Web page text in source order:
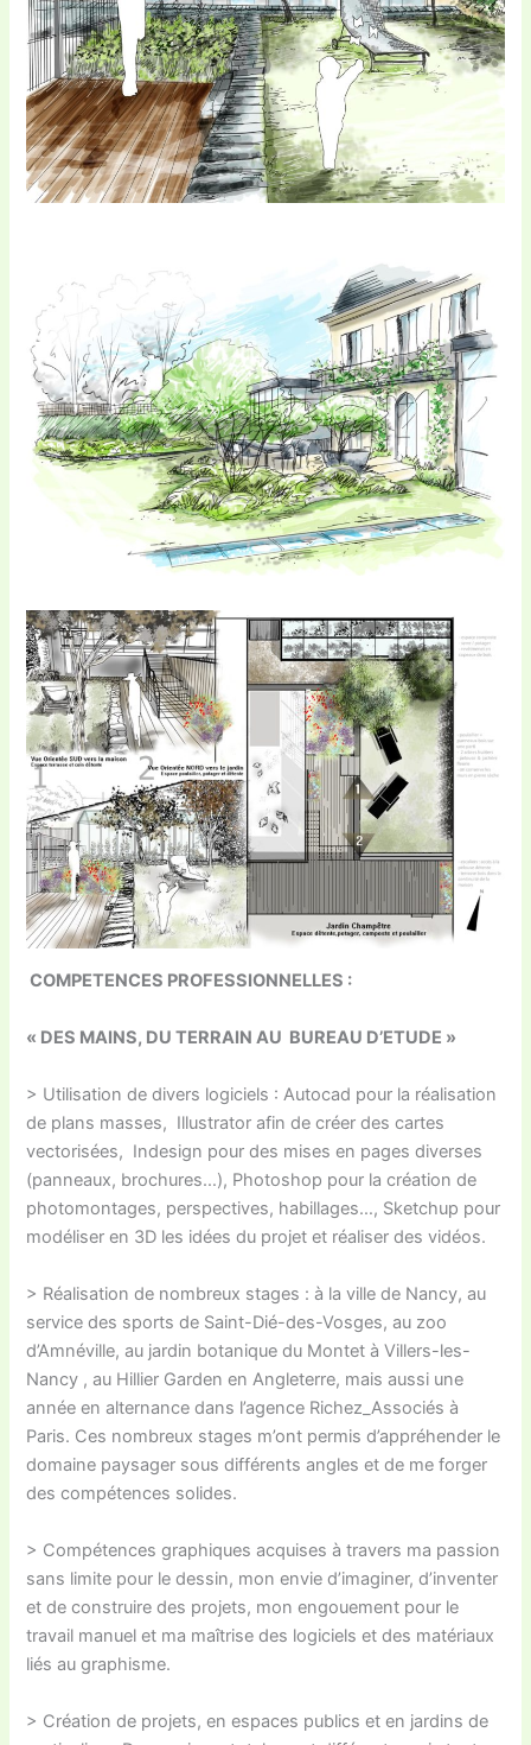
COMPETENCES PROFESSIONNELLES :
« DES MAINS, DU TERRAIN AU BUREAU D’ETUDE »
> Utilisation de divers logiciels : Autocad pour la réalisation
de plans masses, Illustrator afin de créer des cartes
vectorisées, Indesign pour des mises en pages diverses
(panneaux, brochures…), Photoshop pour la création de
photomontages, perspectives, habillages…, Sketchup pour
modéliser en 3D les idées du projet et réaliser des vidéos.
> Réalisation de nombreux stages : à la ville de Nancy, au
service des sports de Saint-Dié-des-Vosges, au zoo
d’Amnéville, au jardin botanique du Montet à Villers-les-
Nancy , au Hillier Garden en Angleterre, mais aussi une
année en alternance dans l’agence Richez_Associés à
Paris. Ces nombreux stages m’ont permis d’appréhender le
domaine paysager sous différents angles et de me forger
des compétences solides.
> Compétences graphiques acquises à travers ma passion
sans limite pour le dessin, mon envie d’imaginer, d’inventer
et de construire des projets, mon engouement pour le
travail manuel et ma maîtrise des logiciels et des matériaux
liés au graphisme.
> Création de projets, en espaces publics et en jardins de